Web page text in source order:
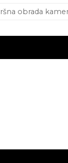
obrada